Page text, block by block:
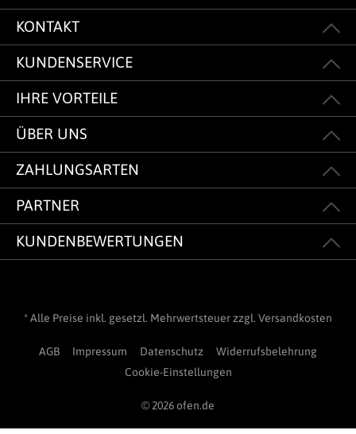
KONTAKT
KUNDENSERVICE
IHRE VORTEILE
ÜBER UNS
ZAHLUNGSARTEN
PARTNER
KUNDENBEWERTUNGEN
* Alle Preise inkl. gesetzl. Mehrwertsteuer zzgl. Versandkosten
AGB Impressum Datenschutz
Widerrufsbelehrung
Cookie-Einstellungen
© 2026 ofen.de